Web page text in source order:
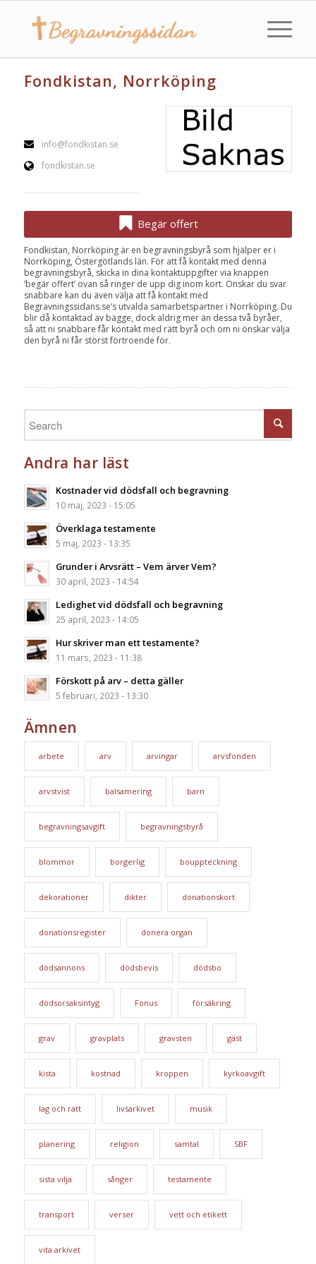
Fondkistan, Norrköping
info@fondkistan.se
fondkistan.se
Begär offert
Fondkistan, Norrköping är en begravningsbyrå som hjälper er i
Norrköping, Östergötlands län. För att få kontakt med denna
begravningsbyrå, skicka in dina kontaktuppgifter via knappen
’begär offert’ ovan så ringer de upp dig inom kort. Önskar du svar
snabbare kan du även välja att få kontakt med
Begravningssidans.se’s utvalda samarbetspartner i Norrköping. Du
blir då kontaktad av bägge, dock aldrig mer än dessa två byråer,
så att ni snabbare får kontakt med rätt byrå och om ni önskar välja
den byrå ni får störst förtroende för.
Andra har läst
Kostnader vid dödsfall och begravning
10 maj, 2023 - 15:05
Överklaga testamente
5 maj, 2023 - 13:35
Grunder i Arvsrätt – Vem ärver Vem?
30 april, 2023 - 14:54
Ledighet vid dödsfall och begravning
25 april, 2023 - 14:05
Hur skriver man ett testamente?
11 mars, 2023 - 11:38
Förskott på arv – detta gäller
5 februari, 2023 - 13:30
Ämnen
arbete arv arvingar arvsfonden
arvstvist balsamering barn
begravningsavgift begravningsbyrå
blommor borgerlig bouppteckning
dekorationer dikter donationskort
donationsregister donera organ
dödsannons dödsbevis dödsbo
dödsorsaksintyg Fonus försäkring
grav gravplats gravsten gäst
kista kostnad kroppen kyrkoavgift
lag och rätt livsarkivet musik
planering religion samtal SBF
sista vilja sånger testamente
transport verser vett och etikett
vita arkivet